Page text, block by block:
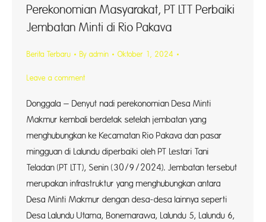
Perekonomian Masyarakat, PT LTT Perbaiki
Jembatan Minti di Rio Pakava
Berita Terbaru By admin Oktober 1, 2024
Leave a comment
Donggala – Denyut nadi perekonomian Desa Minti
Makmur kembali berdetak setelah jembatan yang
menghubungkan ke Kecamatan Rio Pakava dan pasar
mingguan di Lalundu diperbaiki oleh PT Lestari Tani
Teladan (PT LTT), Senin (30/9/2024). Jembatan tersebut
merupakan infrastruktur yang menghubungkan antara
Desa Minti Makmur dengan desa-desa lainnya seperti
Desa Lalundu Utama, Bonemarawa, Lalundu 5, Lalundu 6,